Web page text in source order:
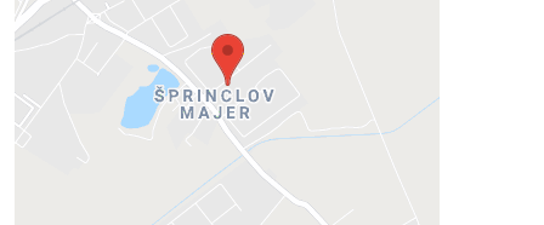
Prajete si načítať externý obsah?
Povoliť tentokrát
Povoliť a zapamätať - súhlas s druhom
cookie: Funkčné